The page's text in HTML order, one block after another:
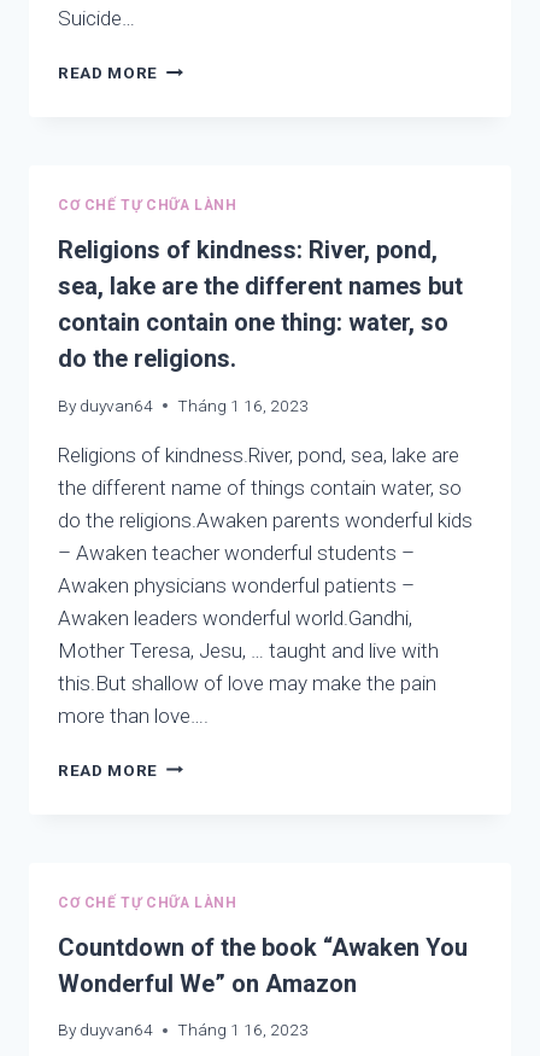
NGƯỜI
Suicide…
READ MORE LIST
IN
WEB
AWAKENYOUWONDERFULWE.COM
LISTED
FROM
A
TO
CƠ CHẾ TỰ CHỮA LÀNH
Religions of kindness: River, pond,
sea, lake are the different names but
contain contain one thing: water, so
do the religions.
By duyvan64 Tháng 1 16, 2023
Religions of kindness.River, pond, sea, lake are
the different name of things contain water, so
do the religions.Awaken parents wonderful kids
– Awaken teacher wonderful students –
Awaken physicians wonderful patients –
Awaken leaders wonderful world.Gandhi,
Mother Teresa, Jesu, … taught and live with
this.But shallow of love may make the pain
more than love….
READ MORE RELIGIONS
SEA,
ARE
DIFFERENT
CƠ CHẾ TỰ CHỮA LÀNH
Countdown of the book “Awaken You
Wonderful We” on Amazon
By duyvan64 Tháng 1 16, 2023